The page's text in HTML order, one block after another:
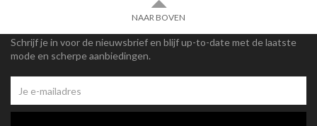
NAAR BOVEN
Schrijf je in voor de nieuwsbrief en blijf up-to-date met de laatste
mode en scherpe aanbiedingen.